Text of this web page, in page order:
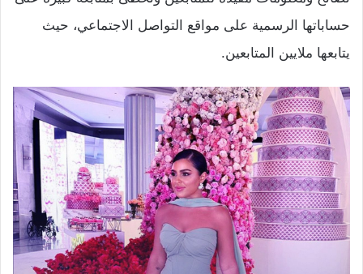
حساباتها الرسمية على مواقع التواصل الاجتماعي، حيث
يتابعها ملايين المتابعين.